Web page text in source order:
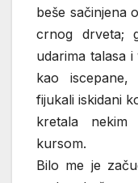
beše sačinjena
crnog drveta;
udarima talasa
kao
fijukali iskidani
kretala nekim
kursom.
Bilo me je